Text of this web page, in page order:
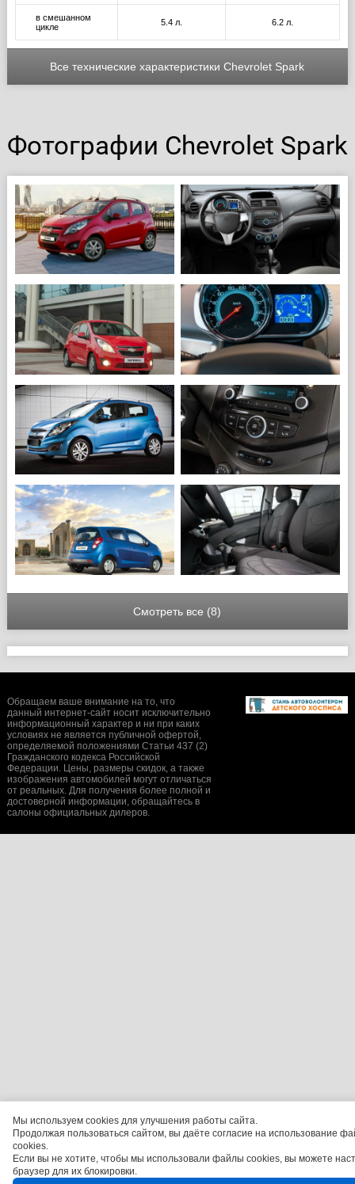
в смешанном
цикле
5.4 л. 6.2 л.
Все технические характеристики Chevrolet Spark
Фотографии Chevrolet Spark
Смотреть все (8)
Мы используем cookies для улучшения работы сайта.
Продолжая пользоваться сайтом, вы даёте согласие на использование
cookies.
Если вы не хотите, чтобы мы использовали файлы cookies, вы можете
браузер для их блокировки.
Обращаем ваше внимание на то, что
данный интернет-сайт носит исключительно
информационный характер и ни при каких
условиях не является публичной офертой,
определяемой положениями Статьи 437 (2)
Гражданского кодекса Российской
Федерации. Цены, размеры скидок, а также
изображения автомобилей могут отличаться
от реальных. Для получения более полной и
достоверной информации, обращайтесь в
салоны официальных дилеров.